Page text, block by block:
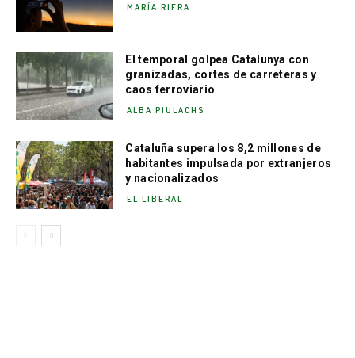
MARÍA RIERA
El temporal golpea Catalunya con
granizadas, cortes de carreteras y
caos ferroviario
ALBA PIULACHS
Cataluña supera los 8,2 millones de
habitantes impulsada por extranjeros
y nacionalizados
EL LIBERAL